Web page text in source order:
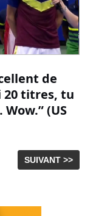
de
20 titres, tu
(US
SUIVANT >>